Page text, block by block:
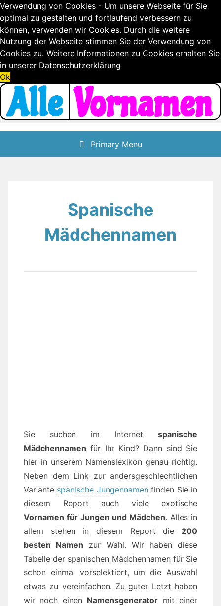
Verwendung von Cookies - Um unsere Webseite für Sie
optimal zu gestalten und fortlaufend verbessern zu
können, verwenden wir Cookies. Durch die weitere
Nutzung der Webseite stimmen Sie der Verwendung von
Cookies zu. Weitere Informationen zu Cookies erhalten Sie
in unserer Datenschutzerklärung
Ok
Skip
content
Primary Menu
Spanische
Mädchennamen
Sie suchen im Internet spanische
Mädchennamen für Ihr Kind? Dann sind Sie
hier in unserem Namenslexikon genau richtig.
Neben dem Link zur andersgeschlechtlichen
Variante spanische Jungennamenfinden Sie in
diesem Report auch viele exotische
Vornamen für Jungen und Mädchen. Alles in
allem stehen in diesem Report die 200
besten Namen zur Wahl. Wir haben diese
Tabelle der spanischen Mädchennamen für Sie
schon einmal vorselektiert, um die Auswahl
etwas zu vereinfachen. Zu guter Letzt haben
wir noch einen Namensgenerator mit einer